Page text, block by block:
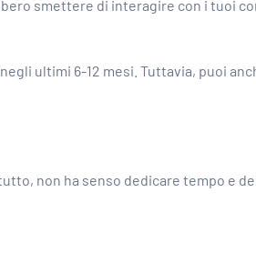
smettere di interagire con i tuoi
ultimi 6-12 mesi. Tuttavia, puoi
non ha senso dedicare tempo e